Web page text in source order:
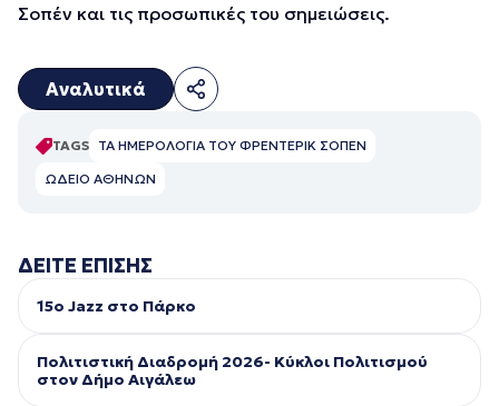
Σοπέν και τις προσωπικές του σημειώσεις.
Αναλυτικά
TAGS ΤΑ ΗΜΕΡΟΛΟΓΙΑ ΤΟΥ ΦΡΕΝΤΕΡΙΚ ΣΟΠΕΝ
ΩΔΕΙΟ ΑΘΗΝΩΝ
ΔΕΙΤΕ ΕΠΙΣΗΣ
15ο Jazz στο Πάρκο
Πολιτιστική Διαδρομή 2026- Κύκλοι Πολιτισμού
στον Δήμο Αιγάλεω